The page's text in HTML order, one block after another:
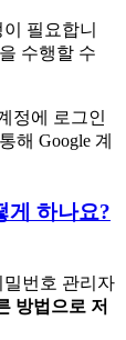
필요합니
수행할 수
정에 로그인
해 Google 계
게 하나요?
밀번호 관리자
방법으로 저